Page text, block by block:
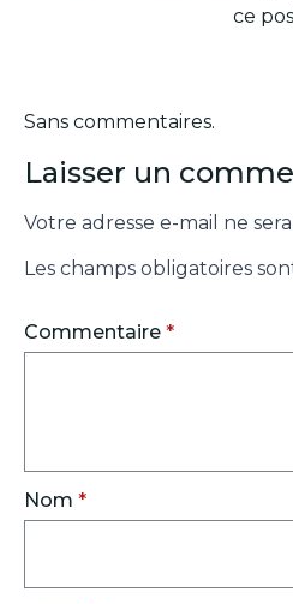
ce
Sans commentaires.
Laisser un
Votre adresse e-mail ne
Les champs obligatoires
Commentaire *
Nom *